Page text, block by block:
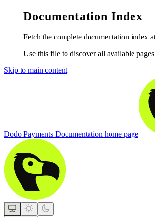
Documentation Index
Fetch the complete documentation index
Use this file to discover all available
Skip to main content
Dodo Payments Documentation home page